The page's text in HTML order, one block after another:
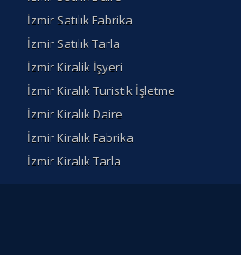
İzmir Satılık Fabrika
İzmir Satılık Tarla
İzmir Kiralik İşyeri
İzmir Kiralık Turistik İşletme
İzmir Kiralık Daire
İzmir Kiralık Fabrika
İzmir Kiralık Tarla